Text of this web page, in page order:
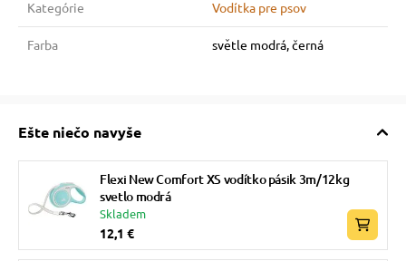
Kategórie Vodítka pre psov
Farba světle modrá, černá
Ešte niečo navyše
Flexi New Comfort XS vodítko pásik 3m/12kg
svetlo modrá
Skladem
12,1 €